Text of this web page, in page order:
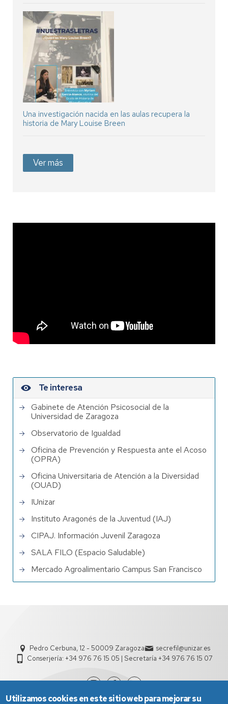
Una investigación nacida en las aulas recupera la
historia de Mary Louise Breen
Ver más
Te interesa
Gabinete de Atención Psicosocial de la
Universidad de Zaragoza
Observatorio de Igualdad
Oficina de Prevención y Respuesta ante el Acoso
(OPRA)
Oficina Universitaria de Atención a la Diversidad
(OUAD)
IUnizar
Instituto Aragonés de la Juventud (IAJ)
CIPAJ. Información Juvenil Zaragoza
SALA FILO (Espacio Saludable)
Mercado Agroalimentario Campus San Francisco
Pedro Cerbuna, 12 - 50009 Zaragoza
secrefil@unizar.es
Conserjería: +34 976 76 15 05 | Secretaría +34 976 76 15 07
Utilizamos cookies en este sitio web para mejorar su